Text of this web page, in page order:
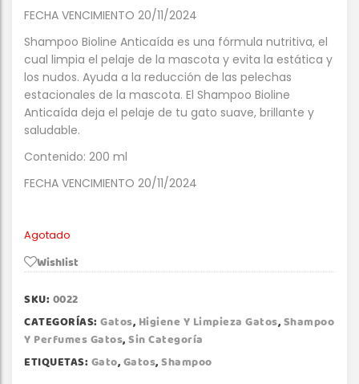
FECHA VENCIMIENTO 20/11/2024
Shampoo Bioline Anticaída es una fórmula nutritiva, el
cual limpia el pelaje de la mascota y evita la estática y
los nudos. Ayuda a la reducción de las pelechas
estacionales de la mascota. El Shampoo Bioline
Anticaída deja el pelaje de tu gato suave, brillante y
saludable.
Contenido: 200 ml
FECHA VENCIMIENTO 20/11/2024
Agotado
Wishlist
SKU: 0022
CATEGORÍAS: Gatos, Higiene Y Limpieza Gatos,Shampoo
Y Perfumes Gatos,Sin Categoría
ETIQUETAS: Gato,Gatos,Shampoo